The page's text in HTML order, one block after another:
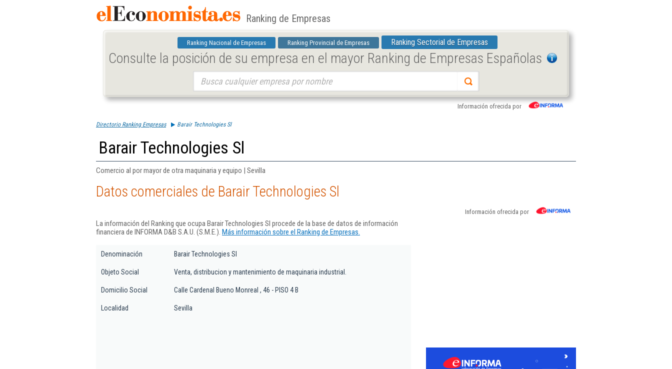
Ranking de Empresas
Ranking Nacional de Empresas Ranking Provincial de Empresas Ranking Sectorial de Empresas
Consulte la posición de su empresa en el mayor Ranking de Empresas Españolas
Información ofrecida por
Directorio Ranking Empresas Barair Technologies Sl
Barair Technologies Sl
Comercio al por mayor de otra maquinaria y equipo | Sevilla
Datos comerciales de Barair Technologies Sl
Información ofrecida por
La información del Ranking que ocupa Barair Technologies Sl procede de la base de datos de información
financiera de INFORMA D&B S.A.U. (S.M.E.). Más información sobre el Ranking de Empresas.
Denominación Barair Technologies Sl
Objeto Social Venta, distribucion y mantenimiento de maquinaria industrial.
Domicilio Social Calle Cardenal Bueno Monreal , 46 - PISO 4 B
Localidad Sevilla